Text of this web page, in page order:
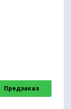
Предзаказ